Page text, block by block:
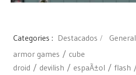
Categories : Destacados General
armor games
cube
droid
devilish espaÃ±ol flash